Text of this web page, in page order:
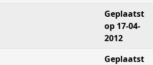
Geplaatst
op 17-04-
2012
Geplaatst